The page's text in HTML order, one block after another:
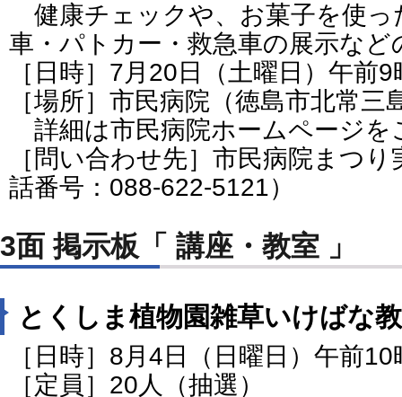
健康チェックや、お菓子を使っ
車・パトカー・救急車の展示な
［日時］7月20日（土曜日）午前
［場所］市民病院（徳島市北常三
詳細は市民病院ホームページを
［問い合わせ先］市民病院まつ
話番号：088-622-5121）
3面 掲示板「 講座・教室 」
とくしま植物園雑草いけばな
［日時］8月4日（日曜日）午前
［定員］20人（抽選）